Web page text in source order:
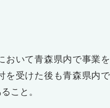
いて青森県内で事業を
を受けた後も青森県内で
こと。